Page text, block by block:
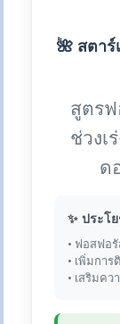
🌺 สตาร์
สูตร
ช่วงเ
ด
✨ ประโ
• ฟอสฟอรั
• เพิ่มการ
• เสริมค